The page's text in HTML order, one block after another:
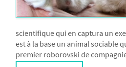
scientifique qui en captura un
est à la base un animal sociable
premier roborovski de